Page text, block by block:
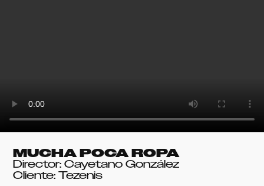
MUCHA POCA ROPA
Director: Cayetano González
Cliente: Tezenis